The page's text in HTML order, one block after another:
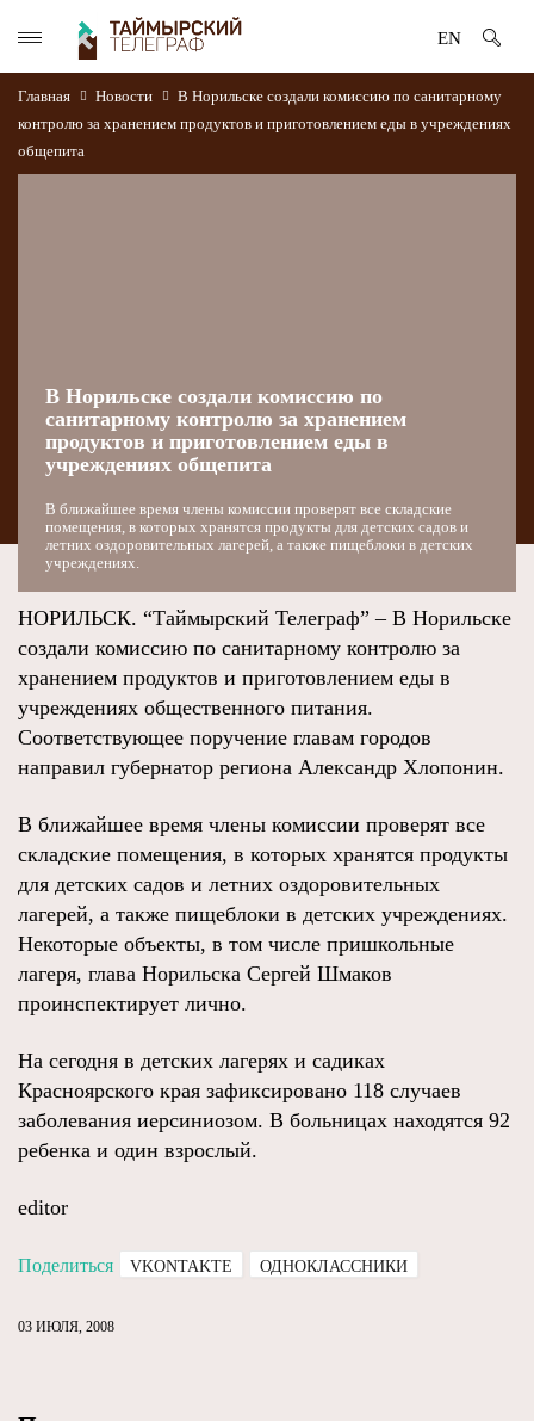
EN
Главная Новости
В Норильске создали комиссию по санитарному
контролю за хранением продуктов и приготовлением еды в учреждениях
общепита
В Норильске создали комиссию по
санитарному контролю за хранением
продуктов и приготовлением еды в
учреждениях общепита
В ближайшее время члены комиссии проверят все складские
помещения, в которых хранятся продукты для детских садов и
летних оздоровительных лагерей, а также пищеблоки в детских
учреждениях.
НОРИЛЬСК. “Таймырский Телеграф” – В Норильске
создали комиссию по санитарному контролю за
хранением продуктов и приготовлением еды в
учреждениях общественного питания.
Соответствующее поручение главам городов
направил губернатор региона Александр Хлопонин.
В ближайшее время члены комиссии проверят все
складские помещения, в которых хранятся продукты
для детских садов и летних оздоровительных
лагерей, а также пищеблоки в детских учреждениях.
Некоторые объекты, в том числе пришкольные
лагеря, глава Норильска Сергей Шмаков
проинспектирует лично.
На сегодня в детских лагерях и садиках
Красноярского края зафиксировано 118 случаев
заболевания иерсиниозом. В больницах находятся 92
ребенка и один взрослый.
editor
Поделиться VKONTAKTE ОДНОКЛАССНИКИ
03 ИЮЛЯ, 2008